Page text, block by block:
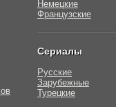
Немецкие
Французские
Сериалы
Русские
Зарубежные
Турецкие